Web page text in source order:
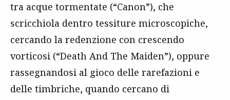
tra acque tormentate (“Canon”), che
scricchiola dentro tessiture microscopiche,
cercando la redenzione con crescendo
vorticosi (“Death And The Maiden”), oppure
rassegnandosi al gioco delle rarefazioni e
delle timbriche, quando cercano di